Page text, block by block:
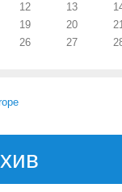
12 13
19 20
26 27